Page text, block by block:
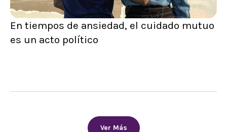
En tiempos de ansiedad, el cuidado mutuo
es un acto político
Ver Más